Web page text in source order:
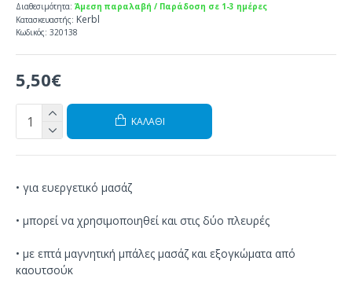
5,50€
Διαθεσιμότητα: Άμεση παραλαβή / Παράδοση σε 1-3 ημέρες
Κατασκευαστής: Kerbl
Κωδικός: 320138
ΚΑΛΆΘΙ
• για ευεργετικό μασάζ
• μπορεί να χρησιμοποιηθεί και στις δύο πλευρές
• με επτά μαγνητική μπάλες μασάζ και εξογκώματα από
καουτσούκ